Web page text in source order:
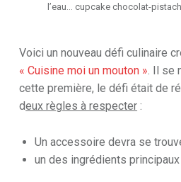
l’eau… cupcake chocolat-
Voici un nouveau défi culinaire
« Cuisine moi un mouton » . Il
cette première, le défi était de
deux règles à respecter :
Un accessoire devra se
un des ingrédients